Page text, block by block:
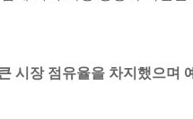
시장 점유율을 차지했으며